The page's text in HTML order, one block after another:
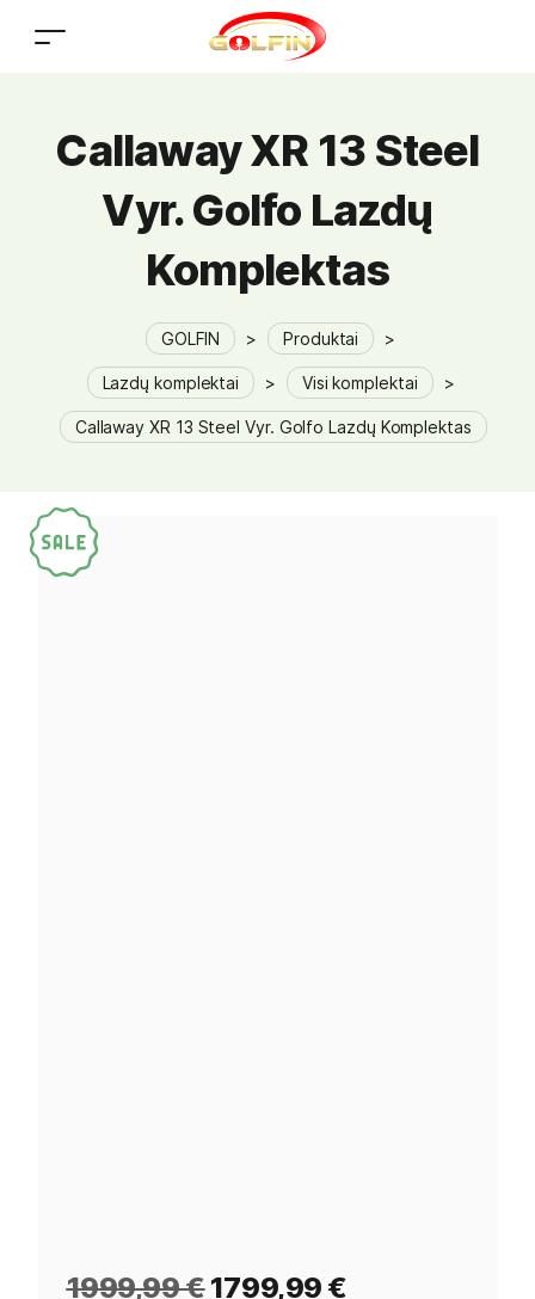
Callaway XR 13 Steel
Vyr. Golfo Lazdų
Komplektas
GOLFIN > Produktai >
Lazdų komplektai > Visi komplektai >
Callaway XR 13 Steel Vyr. Golfo Lazdų Komplektas
1999,99€1799,99 €